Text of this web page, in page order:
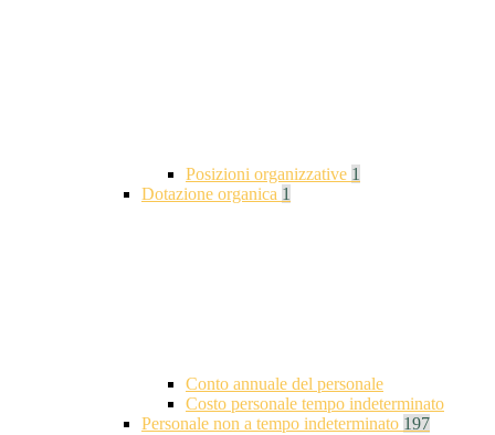
Posizioni organizzative 1
Dotazione organica 1
Conto annuale del personale
Costo personale tempo indeterminato
Personale non a tempo indeterminato 197